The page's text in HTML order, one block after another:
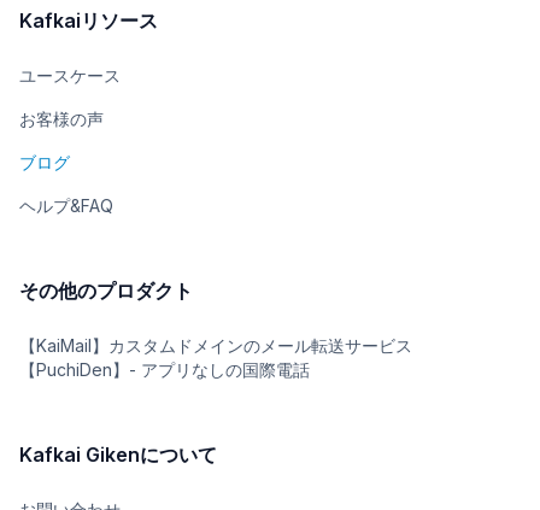
Kafkaiリソース
ユースケース
お客様の声
ブログ
ヘルプ&FAQ
その他のプロダクト
【KaiMail】カスタムドメインのメール転送サービス
【PuchiDen】- アプリなしの国際電話
Kafkai Gikenについて